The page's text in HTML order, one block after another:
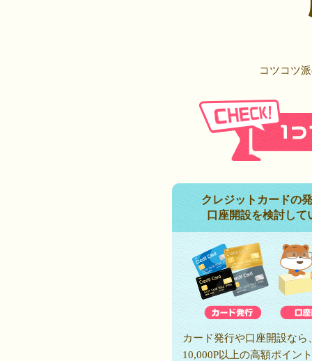
コツコツ
クレジットカードの
口座開設を検討して
カード発行や口座開設なら
10,000P以上の高額ポイン